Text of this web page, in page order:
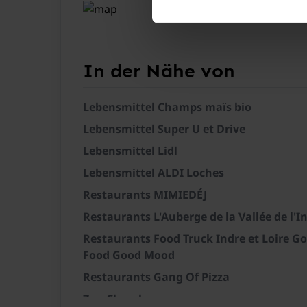
In der 1. Etage
Allgemein
In der Nähe von
Lebensmittel Champs maïs bio
Lebensmittel Super U et Drive
Lebensmittel Lidl
Lebensmittel ALDI Loches
Restaurants MIMIEDÉJ
Restaurants L'Auberge de la Vallée de
Restaurants Food Truck Indre et Loire
Food Good Mood
Restaurants Gang Of Pizza
Zug Chambourg